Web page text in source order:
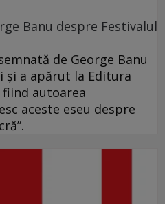
Banu despre Festivalul
de George Banu
şi a apărut la Editura
autoarea
aceste eseu despre